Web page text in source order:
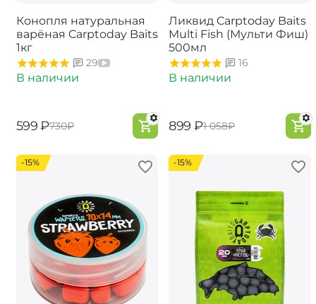
Конопля натуральная
варёная Carptoday Baits
1кг
29
В наличии
‍599‍ ₽‍730‍₽
Ликвид Carptoday Baits
Multi Fish (Мульти Фиш)
500мл
16
В наличии
‍899‍ ₽‍1 058‍₽
-15% -15%